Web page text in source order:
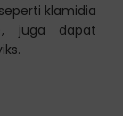
klamidia
juga dapat